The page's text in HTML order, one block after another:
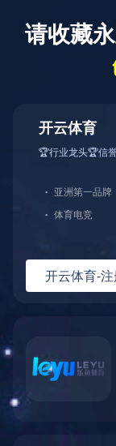
网站首页